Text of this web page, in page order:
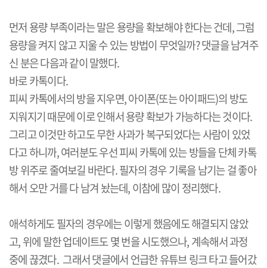
먼저 용량 부족이라는 말은 용량을 확보해야 한다는 건데, 그럼
용량을 켜지 않고 지울 수 있는 방법이 무엇일까? 댓글을 남겨주
신 분은 다음과 같이 말했다.
바로 카톡이다.
피씨 카톡에서의 방을 지우면, 아이폰(또는 아이패드)의 방도
지워지기 때문에 이로 인해서 용량 확보가 가능하다는 것이다.
그리고 이것만 하고도 무한 사과가 복구되었다는 사람이 있었
다고 하니까, 여러분도 우선 피씨 카톡에 있는 방들을 단체 카톡
방 위주로 줄여보길 바란다. 필자의 경우 기록을 남기는 걸 좋아
해서 오만 거를 다 남겨 놨는데, 이참에 많이 정리했다.
애석하게도 필자의 경우에는 이렇게 했음에도 해결되지 않았
고, 위에 말한 업데이트도 몇 번을 시도했으나, 계속해서 과정
중에 끊겼다. 그래서 댓글에서 언급한 유튜브 링크 타고 들어갔